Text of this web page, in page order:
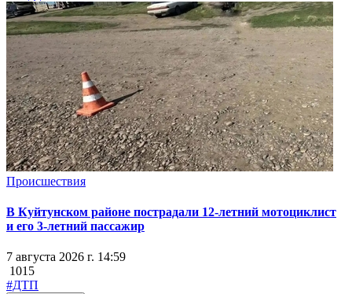
Происшествия
В Куйтунском районе пострадали 12-летний мотоциклист
и его 3-летний пассажир
7 августа 2026 г. 14:59
1015
#ДТП